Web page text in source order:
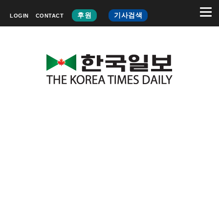
LOGIN CONTACT 후원 기사검색